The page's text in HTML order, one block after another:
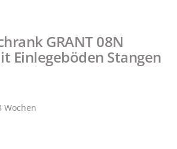
GRANT 08N
Einlegeböden Stangen
Wochen